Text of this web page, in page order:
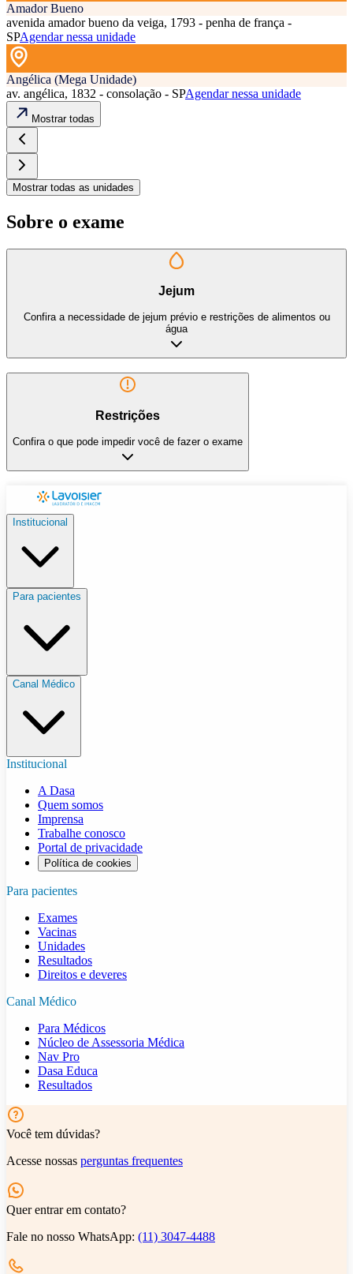
Amador Bueno
avenida amador bueno da veiga, 1793 - penha de frança -
SPAgendar nessa unidade
Angélica (Mega Unidade)
av. angélica, 1832 - consolação - SPAgendar nessa unidade
Mostrar todas
Mostrar todas as unidades
Sobre o exame
Jejum
Confira a necessidade de jejum prévio e restrições de alimentos ou
água
Restrições
Confira o que pode impedir você de fazer o exame
Institucional
Para pacientes
Canal Médico
Institucional
A Dasa
Quem somos
Imprensa
Trabalhe conosco
Portal de privacidade
Política de cookies
Para pacientes
Exames
Vacinas
Unidades
Resultados
Direitos e deveres
Canal Médico
Para Médicos
Núcleo de Assessoria Médica
Nav Pro
Dasa Educa
Resultados
Você tem dúvidas?
Acesse nossas perguntas frequentes
Quer entrar em contato?
Fale no nosso WhatsApp: (11) 3047-4488